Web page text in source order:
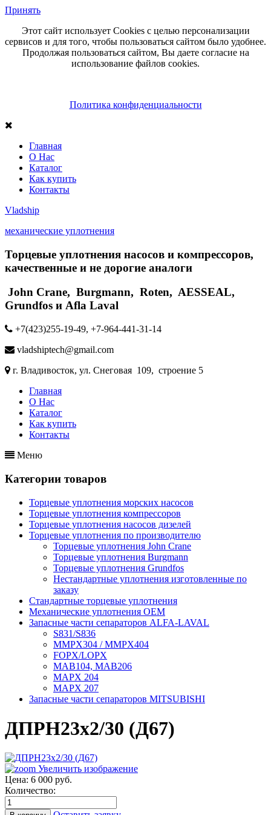
Принять
Этот сайт использует Cookies с целью персонализации
сервисов и для того, чтобы пользоваться сайтом было удобнее.
Продолжая пользоваться сайтом, Вы даете согласие на
использование файлов cookies.
Политика конфиденциальности
Главная
О Нас
Каталог
Как купить
Контакты
Vladship
механические уплотнения
Торцевые уплотнения насосов и компрессоров,
качественные и не дорогие аналоги
John Crane, Burgmann, Roten, AESSEAL,
Grundfos и Afla Laval
+7(423)255-19-49, +7-964-441-31-14
vladshiptech@gmail.com
г. Владивосток, ул. Снеговая 109, строение 5
Главная
О Нас
Каталог
Как купить
Контакты
Меню
Категории товаров
Торцевые уплотнения морских насосов
Торцевые уплотнения компрессоров
Торцевые уплотнения насосов дизелей
Торцевые уплотнения по производителю
Торцевые уплотнения John Crane
Торцевые уплотнения Burgmann
Торцевые уплотнения Grundfos
Нестандартные уплотнения изготовленные по
заказу
Стандартные торцевые уплотнения
Механические уплотнения OEM
Запасные части сепараторов ALFA-LAVAL
S831/S836
MMPX304 / MMPX404
FOPX/LOPX
MAB104, MAB206
MAPX 204
MAPX 207
Запасные части сепараторов MITSUBISHI
ДПРН23х2/30 (Д67)
Увеличить изображение
Цена: 6 000 руб.
Количество: